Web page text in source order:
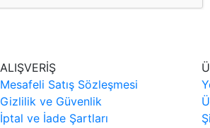
ALIŞVERİŞ
Mesafeli Satış Sözleşmesi
Gizlilik ve Güvenlik
İptal ve İade Şartları